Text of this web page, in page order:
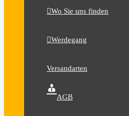
Wo Sie uns finden
Werdegang
Versandarten
AGB